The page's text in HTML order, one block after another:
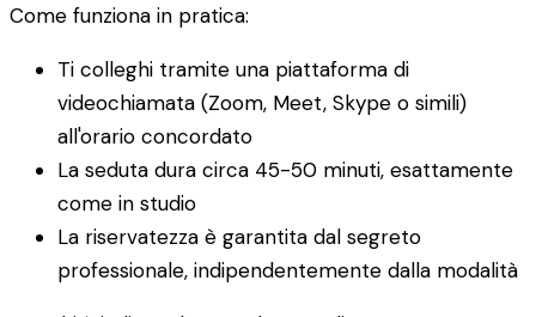
Come funziona in pratica:
Ti colleghi tramite una piattaforma di
videochiamata (Zoom, Meet, Skype o simili)
all'orario concordato
La seduta dura circa 45-50 minuti, esattamente
come in studio
La riservatezza è garantita dal segreto
professionale, indipendentemente dalla modalità